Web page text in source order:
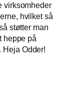
virksomheder
hvilket så
støtter man
heppe på
Heja Odder!